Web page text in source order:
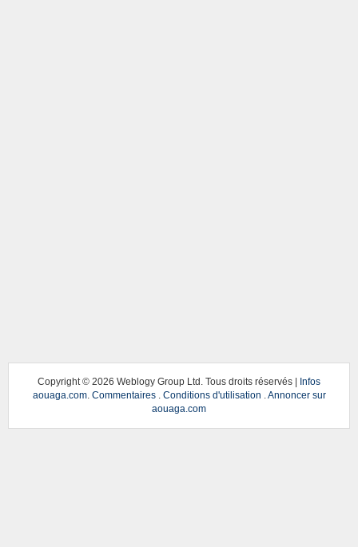
Copyright © 2026 Weblogy Group Ltd. Tous droits réservés |
Infos
aouaga.com. Commentaires. Conditions d'utilisation .Annoncer sur
aouaga.com